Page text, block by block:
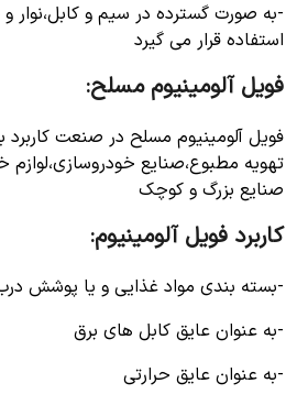
-به صورت گسترده در سیم و کابل،نوار و
استفاده قرار می گیرد
فویل آلومینیوم مسلح:
فویل آلومینیوم مسلح در صنعت
تهویه مطبوع،صنایع خودروسازی،لوازم
صنایع بزرگ و کوچک
کاربرد فویل آلومینیوم:
-بسته بندی مواد غذایی و یا پوشش
-به عنوان عایق کابل های برق
-به عنوان عایق حرارتی